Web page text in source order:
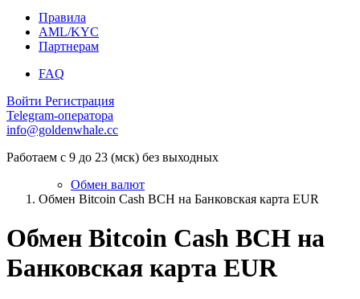
Правила
AML/KYC
Партнерам
FAQ
Войти Регистрация
Telegram-оператора
info@goldenwhale.cc
Работаем с 9 до 23 (мск) без выходных
Обмен валют
Обмен Bitcoin Cash BCH на Банковская карта EUR
Обмен Bitcoin Cash BCH на
Банковская карта EUR